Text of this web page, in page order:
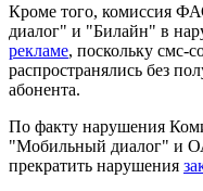
Кроме того, комиссия
диалог" и "Билайн" в
рекламе, поскольку смс-
распространялись без
абонента.
По факту нарушения
"Мобильный диалог" и
прекратить нарушения